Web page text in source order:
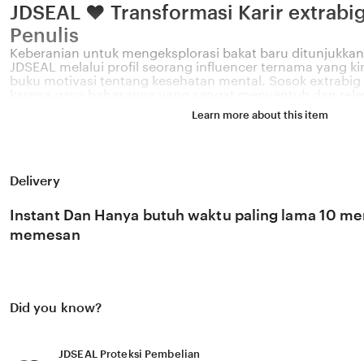
JDSEAL ❤️ Transformasi Karir
Penulis
Keberanian untuk mengeksplorasi bakat baru
JDSEAL melalui profil seorang influencer ternama yang
buku motivasi tentang kesehatan mental. Sosok
permasalahan emosional yang sering dihadapi oleh
kemajuan industri kreatif nasional yang semakin
perkembangan peluncuran karya terbaru dari ❤️ sosok
eksklusif.
Learn more about this item
Delivery
Instant Dan Hanya butuh waktu paling lama 10
memesan
Did you know?
JDSEAL Proteksi Pembelian